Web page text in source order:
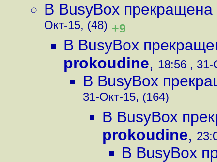
В BusyBox
Окт-15, (48) +9
В BusyBox
prokoudine, 18:56 ,
В BusyBox
31-Окт-15, (164)
В BusyBox
prokoudine,
В BusyBox